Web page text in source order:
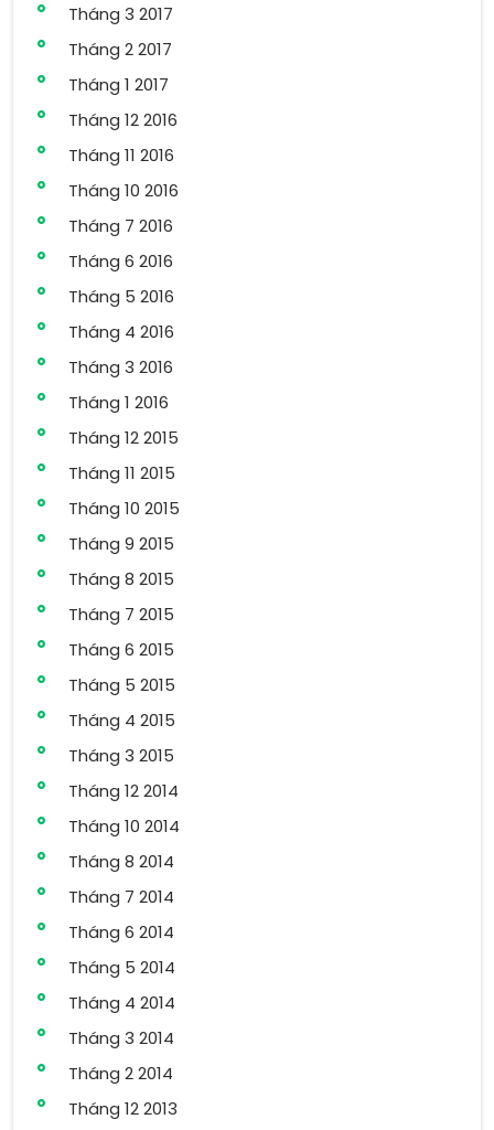
Tháng 3 2017
Tháng 2 2017
Tháng 1 2017
Tháng 12 2016
Tháng 11 2016
Tháng 10 2016
Tháng 7 2016
Tháng 6 2016
Tháng 5 2016
Tháng 4 2016
Tháng 3 2016
Tháng 1 2016
Tháng 12 2015
Tháng 11 2015
Tháng 10 2015
Tháng 9 2015
Tháng 8 2015
Tháng 7 2015
Tháng 6 2015
Tháng 5 2015
Tháng 4 2015
Tháng 3 2015
Tháng 12 2014
Tháng 10 2014
Tháng 8 2014
Tháng 7 2014
Tháng 6 2014
Tháng 5 2014
Tháng 4 2014
Tháng 3 2014
Tháng 2 2014
Tháng 12 2013